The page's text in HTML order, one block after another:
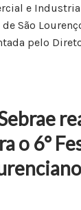
e
São
pelo
o 6°